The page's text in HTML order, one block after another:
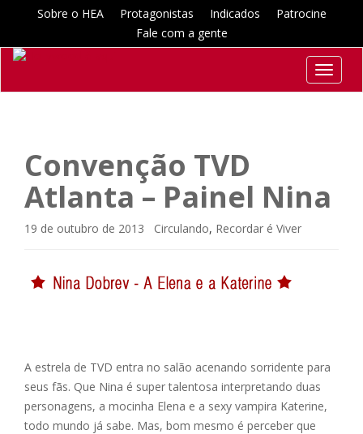
Sobre o HEA Protagonistas Indicados
Patrocine
Fale com a gente
Toggle
Convenção TVD
Atlanta – Painel Nina
19 de outubro de 2013 Circulando, Recordar é Viver
A estrela de TVD entra no salão acenando sorridente para
seus fãs. Que Nina é super talentosa interpretando duas
personagens, a mocinha Elena e a sexy vampira Katerine,
todo mundo já sabe. Mas, bom mesmo é perceber que